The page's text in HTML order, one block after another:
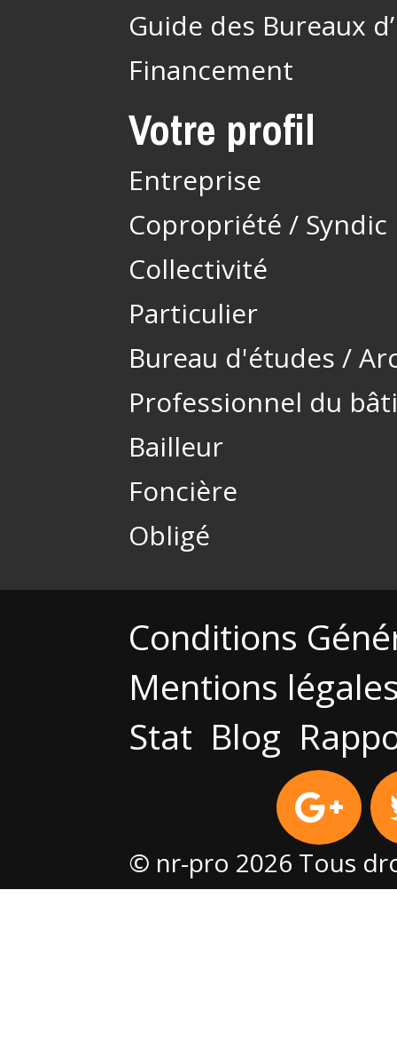
Guide des Bureaux
Financement
Votre profil
Entreprise
Copropriété / Syndic
Collectivité
Particulier
Bureau d'études /
Professionnel du
Bailleur
Foncière
Obligé
Conditions
Mentions
Stat Blog
© nr-pro 2026 Tous